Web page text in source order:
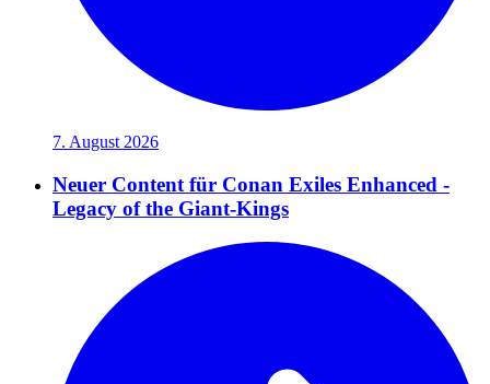
7. August 2026
Neuer Content für Conan Exiles Enhanced -
Legacy of the Giant-Kings